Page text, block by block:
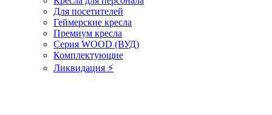
Для посетителей
Геймерские кресла
Премиум кресла
Серия WOOD (ВУД)
Комплектующие
Ликвидация ⚡